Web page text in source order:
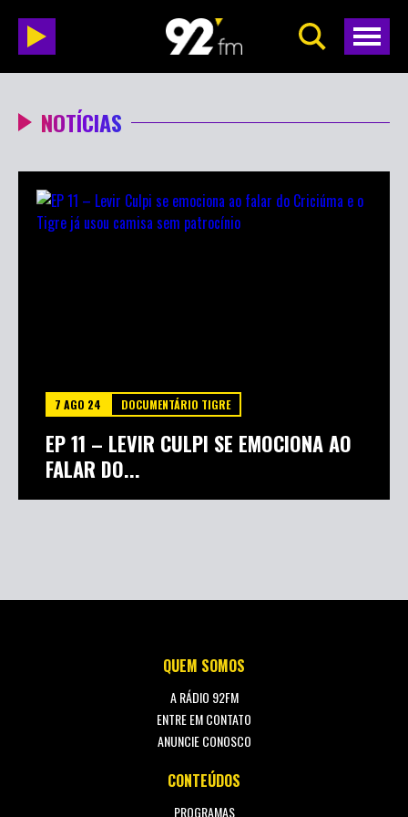
NOTÍCIAS
7 AGO 24 DOCUMENTÁRIO TIGRE
EP 11 – LEVIR CULPI SE EMOCIONA AO
FALAR DO...
QUEM SOMOS
A RÁDIO 92FM
ENTRE EM CONTATO
ANUNCIE CONOSCO
CONTEÚDOS
PROGRAMAS